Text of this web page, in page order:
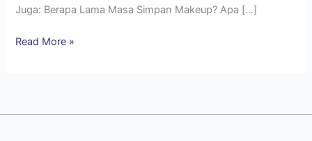
Juga: Berapa Lama Masa Simpan Makeup? Apa […]
Read More »